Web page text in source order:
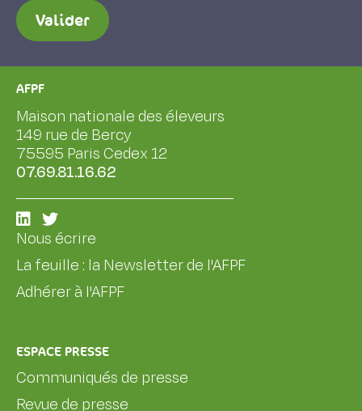
Valider
AFPF
Maison nationale des éleveurs
149 rue de Bercy
75595 Paris Cedex 12
07.69.81.16.62
Nous écrire
La feuille : la Newsletter de l'AFPF
Adhérer à l'AFPF
ESPACE PRESSE
Communiqués de presse
Revue de presse